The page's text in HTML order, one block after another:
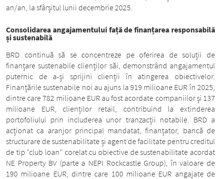
an/an, la sfârșitul lunii decembrie 2025.
Consolidarea angajamentului față de finanțarea responsabilă
și sustenabilă
BRD continuă să se concentreze pe oferirea de soluții de
finanțare sustenabile clienților săi, demonstrând angajamentul
puternic de a-și sprijini clienții în atingerea obiectivelor.
Finanțările sustenabile noi au ajuns la 919 milioane EUR în 2025,
dintre care 782 milioane EUR au fost acordate companiilor și 137
milioane EUR, clienților retail, contribuind la extinderea
portofoliului prin includerea unor tranzacții notabile. BRD a
acționat ca aranjor principal mandatat, finanțator, bancă de
structurare de sustenabilitate și agent de facilitate pentru creditul
de tip "club loan" corelat cu obiective de sustenabilitate acordat
NE Property BV (parte a NEPI Rockcastle Group), în valoare de
190 milioane EUR, dintre care 100 milioane EUR angajate de